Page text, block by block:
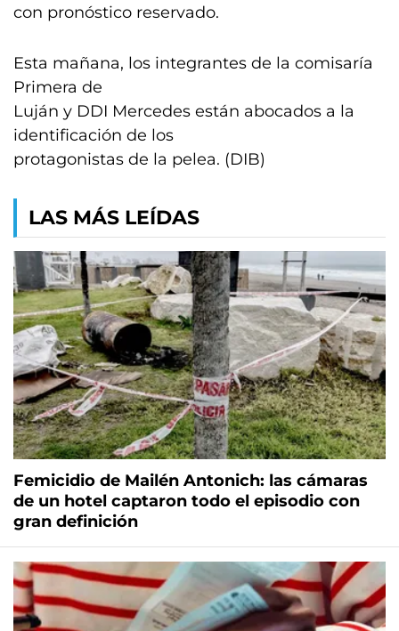
con pronóstico reservado.
Esta mañana, los integrantes de la comisaría
Primera de
Luján y DDI Mercedes están abocados a la
identificación de los
protagonistas de la pelea. (DIB)
LAS MÁS LEÍDAS
Femicidio de Mailén Antonich: las cámaras
de un hotel captaron todo el episodio con
gran definición